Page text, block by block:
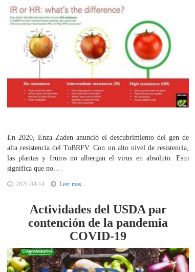
En 2020, Enza Zaden anunció el descubrimiento del gen de
alta resistencia del ToBRFV. Con un alto nivel de resistencia,
las plantas y frutos no albergan el virus en absoluto. Esto
significa que no...
2021-04-14 Leer mas...
Actividades del USDA par
contención de la pandemia
COVID-19